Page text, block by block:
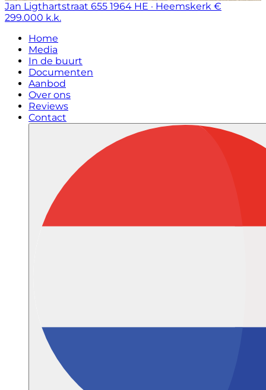
Jan Ligthartstraat 655 1964 HE · Heemskerk €
299.000 k.k.
Home
Media
In de buurt
Documenten
Aanbod
Over ons
Reviews
Contact